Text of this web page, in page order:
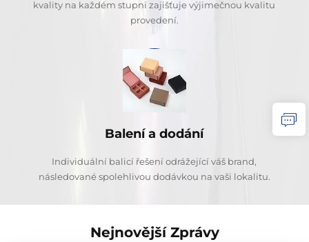
kvality na každém stupni zajišťuje výjimečnou kvalitu
provedení.
Balení a dodání
Individuální balicí řešení odrážející váš brand,
následované spolehlivou dodávkou na vaši lokalitu.
Nejnovější Zprávy